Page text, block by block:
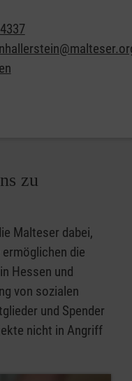
zu
Malteser dabei,
die
Hessen und
von sozialen
und Spender
nicht in Angriff